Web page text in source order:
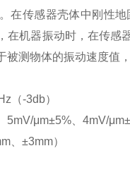
在传感器壳体中刚性
在机器振动时，在传感
被测物体的振动速度值
（-3db）
5mV/μm±5%、4mV/
、±3mm）